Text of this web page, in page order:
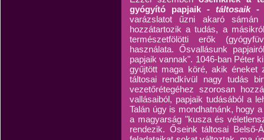
gyógyító papjaik -táltosaik-
varázslatot űzni akaró
hozzátartozik a tudás, a
természetfölötti erők
használata. Ősvallásunk
papjaik vannak". 1046-ban Péter
gyűjtött maga köré, akik éneket
táltosai rendkívül nagy tudás
vezetőrétegéhez szorosan
vallásaiból, papjaik tudásából a
Talán úgy is mondhatnánk, hogy
a magyarság "kusza és
rendezik. Őseink táltosai Belső-